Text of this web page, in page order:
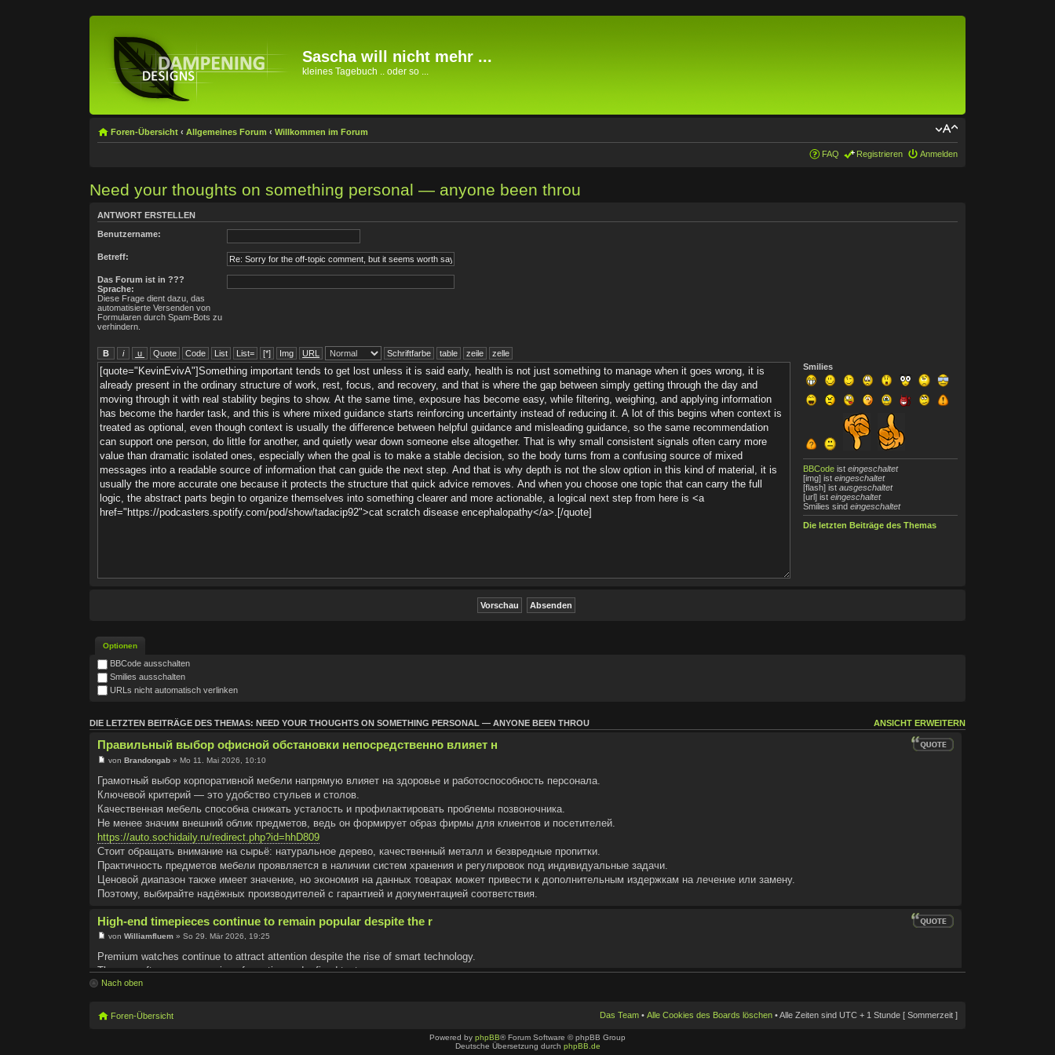
Sascha will nicht mehr ...
kleines Tagebuch .. oder so ...
Foren-Übersicht ‹ Allgemeines Forum ‹ Willkommen im Forum
FAQ Registrieren Anmelden
Need your thoughts on something personal — anyone been throu
ANTWORT ERSTELLEN
Benutzername:
Betreff:
Das Forum ist in ???
Sprache:
Diese Frage dient dazu, das
automatisierte Versenden von
Formularen durch Spam-Bots zu
verhindern.
Smilies
BBCodeist eingeschaltet
[img] ist eingeschaltet
[flash] ist ausgeschaltet
[url] ist eingeschaltet
Smilies sind eingeschaltet
Die letzten Beiträge des Themas
Optionen
BBCode ausschalten
Smilies ausschalten
URLs nicht automatisch verlinken
ANSICHT ERWEITERN
DIE LETZTEN BEITRÄGE DES THEMAS: NEED YOUR THOUGHTS ON SOMETHING PERSONAL — ANYONE BEEN THROU
Правильный выбор офисной обстановки непосредственно влияет н
vonBrandongab » Mo 11. Mai 2026, 10:10
Грамотный выбор корпоративной мебели напрямую влияет на здоровье и работоспособность персонала.
Ключевой критерий — это удобство cтульев и столов.
Качественная мебель способна снижать усталость и профилактировать проблемы позвоночника.
Не менее значим внешний облик предметов, ведь он формирует образ фирмы для клиентов и посетителей.
https://auto.sochidaily.ru/redirect.php?id=hhD809
Стоит обращать внимание на сырьё: натуральное дерево, качественный металл и безвредные пропитки.
Практичность предметов мебели проявляется в наличии систем хранения и регулировок под индивидуальные задачи.
Ценовой диапазон также имеет значение, но экономия на данных товарах может привести к дополнительным издержкам на лечение или замену.
Поэтому, выбирайте надёжных производителей с гарантией и документацией соответствия.
High-end timepieces continue to remain popular despite the r
vonWilliamfluem » So 29. Mär 2026, 19:25
Premium watches continue to attract attention despite the rise of smart technology.
They are often seen as a sign of prestige and refined taste.
Craftsmanship plays a major role in their lasting value.
https://www.provenexpert.com/ivandemidov/
For collectors, these watches can serve as both practical items and valuable assets.
Nach oben
Foren-Übersicht Das Team• Alle Cookies des Boards löschen• Alle Zeiten sind UTC + 1 Stunde [ Sommerzeit ]
Powered by phpBB® Forum Software © phpBB Group
Deutsche Übersetzung durch phpBB.de